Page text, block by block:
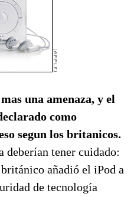
una amenaza, y el
como
segun los britanicos.
deberían tener cuidado:
añadió el iPod a
de tecnología